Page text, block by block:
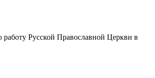
Русской Православной Церкви в